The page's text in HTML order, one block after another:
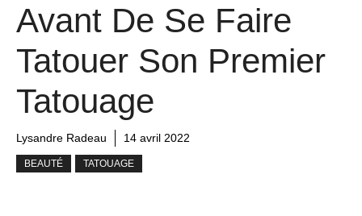
Avant De Se Faire
Tatouer Son Premier
Tatouage
Lysandre Radeau 14 avril 2022
BEAUTÉ TATOUAGE